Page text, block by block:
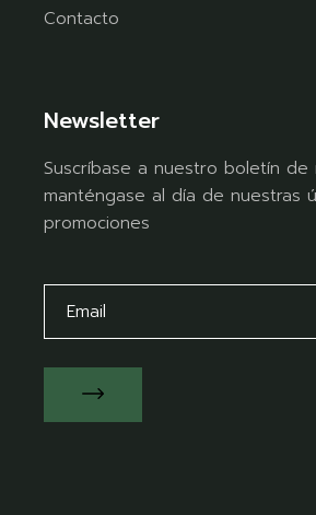
Contacto
Newsletter
Suscríbase a nuestro boletín de
manténgase al día de nuestras
promociones